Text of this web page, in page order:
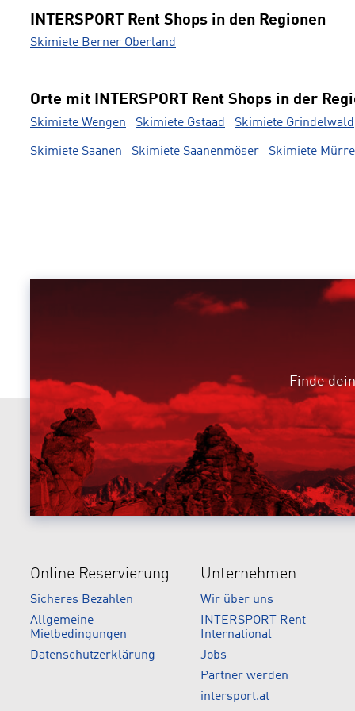
INTERSPORT Rent Shops in den Regionen
Skimiete Berner Oberland
Orte mit INTERSPORT Rent Shops in der
Skimiete Wengen Skimiete Gstaad Skimiete Grindelwald
Skimiete Saanen Skimiete Saanenmöser Skimiete
Finde
Online Reservierung
Sicheres Bezahlen
Allgemeine
Mietbedingungen
Datenschutzerklärung
Unternehmen
Wir über uns
INTERSPORT Rent
International
Jobs
Partner werden
intersport.at